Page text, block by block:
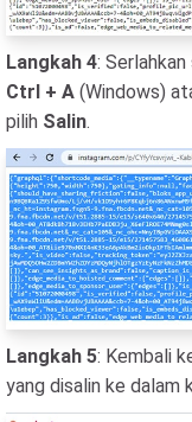
Langkah 4:
Ctrl + A (Windows)
pilih Salin.
Langkah 5: Kembali
yang disalin ke dalam